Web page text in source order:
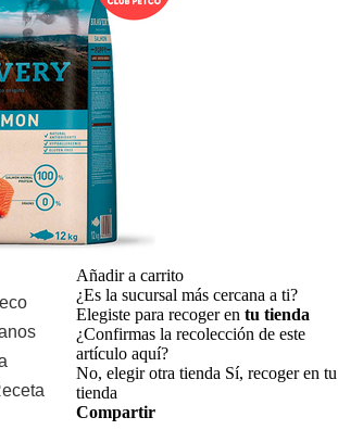
Añadir a carrito
¿Es la sucursal más cercana a ti?
Elegiste para recoger en tu tienda
¿Confirmas la recolección de este
artículo aquí?
No, elegir otra tienda Sí, recoger en tu
tienda
Compartir